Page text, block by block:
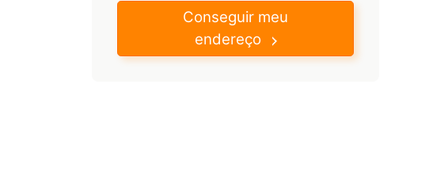
Conseguir meu
endereço